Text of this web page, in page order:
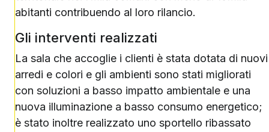
abitanti contribuendo al loro rilancio.
Gli interventi realizzati
La sala che accoglie i clienti è stata dotata di nuovi
arredi e colori e gli ambienti sono stati migliorati
con soluzioni a basso impatto ambientale e una
nuova illuminazione a basso consumo energetico;
è stato inoltre realizzato uno sportello ribassato